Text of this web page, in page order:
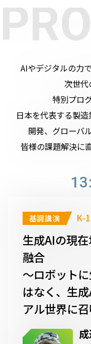
AIやデジタルの力
次世代
特別プロ
日本を代表する製造
開発、グローバ
皆様の課題解決に
基調講演 K-1
生成AIの現
融合
〜ロボット
はなく、生
アル世界に